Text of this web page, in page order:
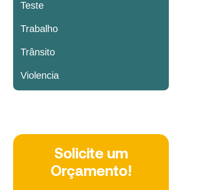
Teste
Trabalho
Trânsito
Violencia
Solicite um
Orçamento!